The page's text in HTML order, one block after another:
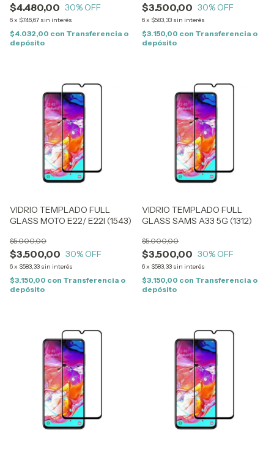
$4.480,00 30% OFF
6x $746,67 sin interés
$4.032,00 con Transferencia o
depósito
$3.500,00 30% OFF
6x $583,33 sin interés
$3.150,00 con Transferencia o
depósito
VIDRIO TEMPLADO FULL
GLASS MOTO E22/ E22I (1543)
$3.500,00
$5.000,00
30% OFF
6x $583,33 sin interés
$3.150,00 con Transferencia o
depósito
VIDRIO TEMPLADO FULL
GLASS SAMS A33 5G (1312)
$3.500,00
$5.000,00
30% OFF
6x $583,33 sin interés
$3.150,00 con Transferencia o
depósito